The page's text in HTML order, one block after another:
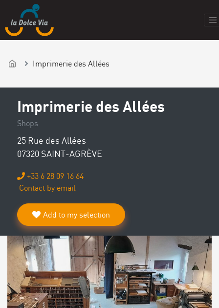
Imprimerie des Allées
Imprimerie des Allées
Shops
25 Rue des Allées
07320 SAINT-AGRÈVE
+33 6 28 09 16 64
Contact by email
Add to my selection